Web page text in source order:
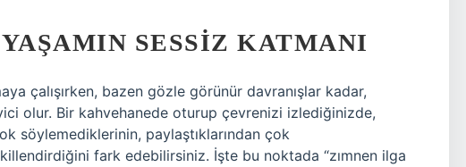
SESSIZ KATMANI
çalışırken, bazen gözle görünür davranışlar kadar,
olur. Bir kahvehanede oturup çevrenizi izlediğinizde,
söylemediklerinin, paylaştıklarından çok
fark edebilirsiniz. İşte bu noktada “zımnen ilga